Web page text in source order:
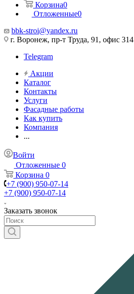
Корзина0
Отложенные0
bbk-stroi@yandex.ru
г. Воронеж, пр-т Труда, 91, офис 314
Telegram
Акции
Каталог
Контакты
Услуги
Фасадные работы
Как купить
Компания
...
Войти
Отложенные 0
Корзина 0
+7 (900) 950-07-14
+7 (900) 950-07-14
Заказать звонок